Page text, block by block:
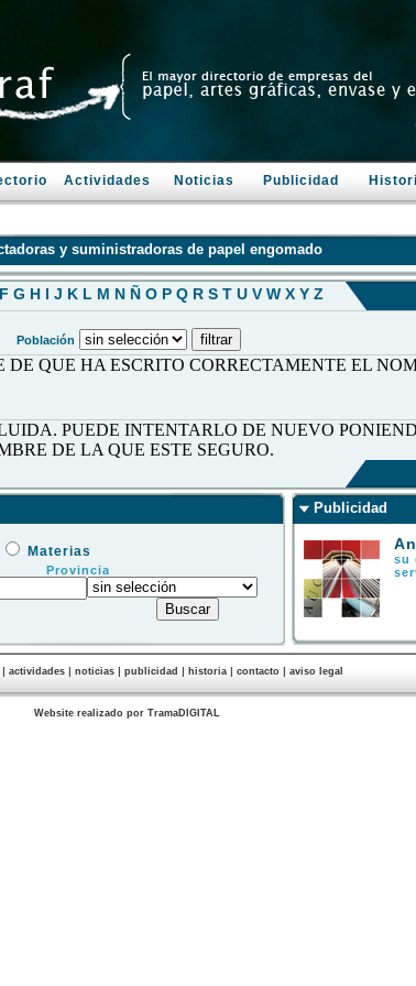
Actividades Noticias Publicidad
y suministradoras de papel engomado
F G H I J K L M N Ñ O P Q R S T U V W X Y Z
Población
DE QUE HA ESCRITO CORRECTAMENTE EL
PUEDE INTENTARLO DE NUEVO
DE LA QUE ESTE SEGURO.
Materias
Provincia
Publicidad
su
actividades| noticias| publicidad | historia| contacto| aviso legal
Website realizado por TramaDIGITAL